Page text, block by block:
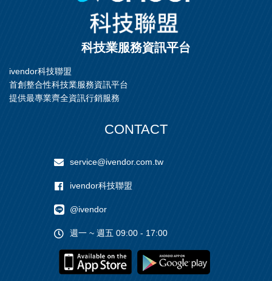
科技業服務資訊平台
ivendor科技聯盟
首創整合性科技業服務資訊平台
提供最專業齊全資訊行銷服務
CONTACT
service@ivendor.com.tw
ivendor科技聯盟
@ivendor
週一 ~ 週五 09:00 - 17:00